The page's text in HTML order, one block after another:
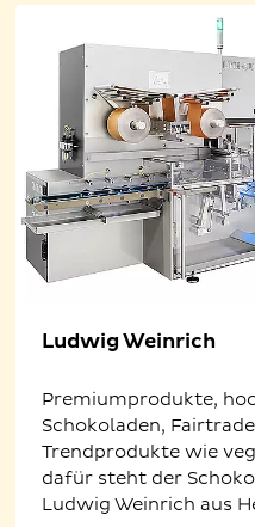
Ludwig Weinrich
Premiumprodukte,
Schokoladen,
Trendprodukte wie
dafür steht der
Ludwig Weinrich aus